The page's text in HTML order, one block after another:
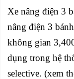
Xe nâng điện 3
nâng điện 3
không gian
dụng trong hệ
selective. (xem